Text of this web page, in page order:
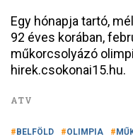
Egy hónapja tartó,
92 éves korában,
műkorcsolyázó
hirek.csokonai15.hu.
ATV
BELFÖLD OLIMPIA